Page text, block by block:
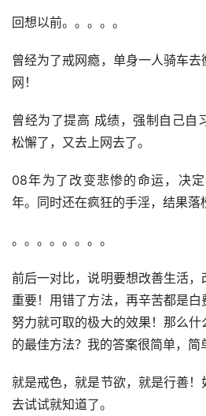
回想以前。。。。。
曾经为了戒网瘾，单身一人骑车
网！
曾经为了提高 成绩，强制自己自
松懈了，又去上网去了。
08年为了改变悲惨的命运，决
年。同时还在疯狂的手淫，结果落
。。。。。。。。
前后一对比，说明要想改善生活
重要！用错了方法，再辛苦都是
努力就可取的极大的效果！那么
的最佳方法？我的答案很简单，简
就是戒色，就是节欲，就是行善
去试试就知道了。